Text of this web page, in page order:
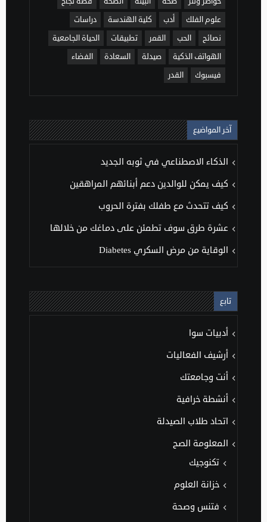
علوم الفلك
أدب كلية الهندسة
دراسات
نصائح
الحب القمر تطبيقات
الحياة الجامعية
الهواتف الذكية
صيدلة السعادة
الفضاء
فيسبوك
القدر
آخر المواضيع
الذكاء الاصطناعي في ثوبه الجديد
كيف يمكن للوالدين دعم أبنائهم المراهقين
كيف تتحدث مع طفلك بفترة الحروب
عشرة طرق سوف تطمئن على دماغك من خلالها
الوقاية من مرض السكري Diabetes
تابع
أدبيات سوا
أرشيف الفعاليات
أنت وجامعتك
أنشطة خرافية
اتحاد طلاب الصيدلة
المعلومة الصح
تكنوجيك
خزانة العلوم
فتنس وصحة